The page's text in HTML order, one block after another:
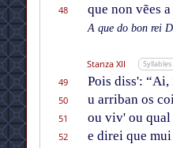
48
que non vẽes
A que do bon rei
Stanza XII Syllables
49 Pois diss': “Ai,
50
u arriban os
51
ou viv' ou qual
52
e direi que